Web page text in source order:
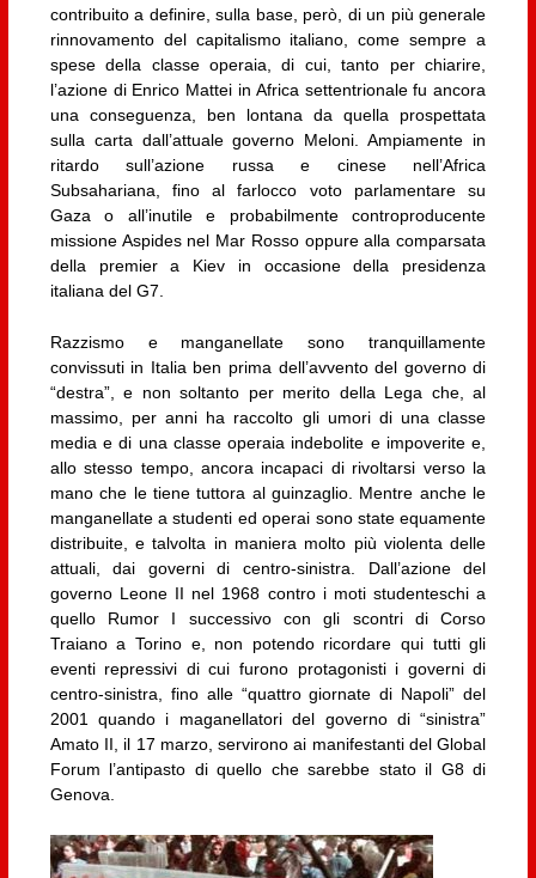
contribuito a definire, sulla base, però, di un più generale
rinnovamento del capitalismo italiano, come sempre a
spese della classe operaia, di cui, tanto per chiarire,
l’azione di Enrico Mattei in Africa settentrionale fu ancora
una conseguenza, ben lontana da quella prospettata
sulla carta dall’attuale governo Meloni. Ampiamente in
ritardo sull’azione russa e cinese nell’Africa
Subsahariana, fino al farlocco voto parlamentare su
Gaza o all’inutile e probabilmente controproducente
missione Aspides nel Mar Rosso oppure alla comparsata
della premier a Kiev in occasione della presidenza
italiana del G7.
Razzismo e manganellate sono tranquillamente
convissuti in Italia ben prima dell’avvento del governo di
“destra”, e non soltanto per merito della Lega che, al
massimo, per anni ha raccolto gli umori di una classe
media e di una classe operaia indebolite e impoverite e,
allo stesso tempo, ancora incapaci di rivoltarsi verso la
mano che le tiene tuttora al guinzaglio. Mentre anche le
manganellate a studenti ed operai sono state equamente
distribuite, e talvolta in maniera molto più violenta delle
attuali, dai governi di centro-sinistra. Dall’azione del
governo Leone II nel 1968 contro i moti studenteschi a
quello Rumor I successivo con gli scontri di Corso
Traiano a Torino e, non potendo ricordare qui tutti gli
eventi repressivi di cui furono protagonisti i governi di
centro-sinistra, fino alle “quattro giornate di Napoli” del
2001 quando i maganellatori del governo di “sinistra”
Amato II, il 17 marzo, servirono ai manifestanti del Global
Forum l’antipasto di quello che sarebbe stato il G8 di
Genova.